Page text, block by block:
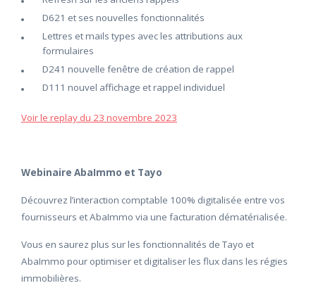
D621 et ses nouvelles fonctionnalités
Lettres et mails types avec les attributions aux
formulaires
D241 nouvelle fenêtre de création de rappel
D111 nouvel affichage et rappel individuel
Voir le replay du 23 novembre 2023
Webinaire AbaImmo et Tayo
Découvrez l’interaction comptable 100% digitalisée entre vos
fournisseurs et AbaImmo via une facturation dématérialisée.
Vous en saurez plus sur les fonctionnalités de Tayo et
AbaImmo pour optimiser et digitaliser les flux dans les régies
immobilières.